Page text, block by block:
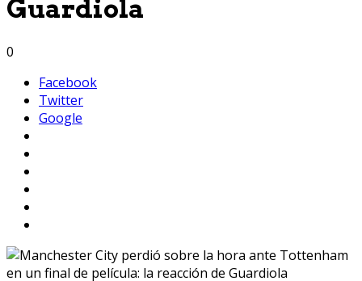
Guardiola
0
Facebook
Twitter
Google